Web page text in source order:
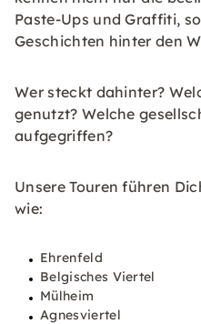
Paste-Ups und Graffiti,
Geschichten hinter den
Wer steckt dahinter?
genutzt? Welche
aufgegriffen?
Unsere Touren führen
wie:
Ehrenfeld
Belgisches Viertel
Mülheim
Agnesviertel